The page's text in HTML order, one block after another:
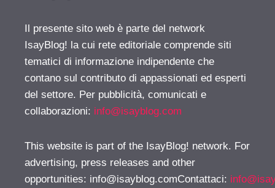
Il presente sito web è parte del network
IsayBlog! la cui rete editoriale comprende siti
tematici di informazione indipendente che
contano sul contributo di appassionati ed esperti
del settore. Per pubblicità, comunicati e
collaborazioni: info@isayblog.com
This website is part of the IsayBlog! network. For
advertising, press releases and other
opportunities: info@isayblog.comContattaci: